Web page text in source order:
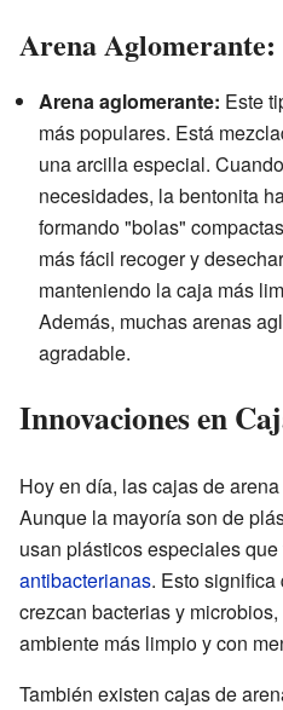
Arena Aglomerante:
Arena aglomerante: Este
más populares. Está
una arcilla especial.
necesidades, la bentonita
formando "bolas"
más fácil recoger y
manteniendo la caja más
Además, muchas arenas
agradable.
Innovaciones en
Hoy en día, las cajas de
Aunque la mayoría son de
usan plásticos especiales
antibacterianas. Esto
crezcan bacterias y
ambiente más limpio y con
También existen cajas de